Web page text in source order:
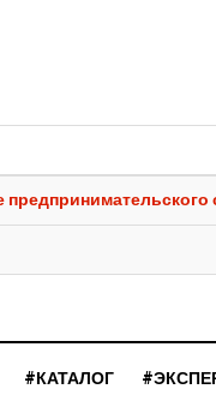
#КАТАЛОГ